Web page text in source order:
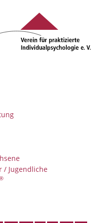
/ Jugendliche